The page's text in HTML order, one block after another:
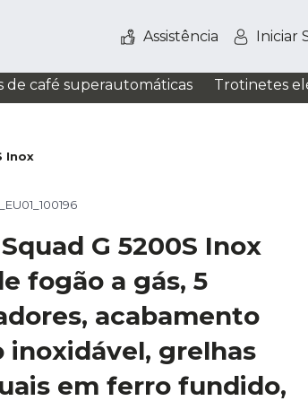
Assistência Iniciar
de café superautomáticas Trotinetes
Inox
G 5200S Inox
fogão a gás, 5
acabamento
inoxidável, grelhas
em ferro fundido,